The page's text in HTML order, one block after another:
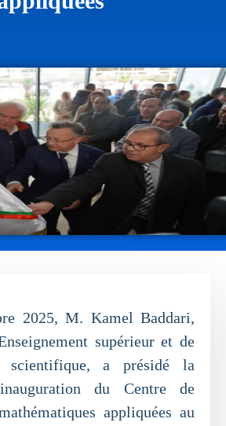
2025, M. Kamel Baddari,
supérieur et de
scientifique, a présidé la
du Centre de
appliquées au